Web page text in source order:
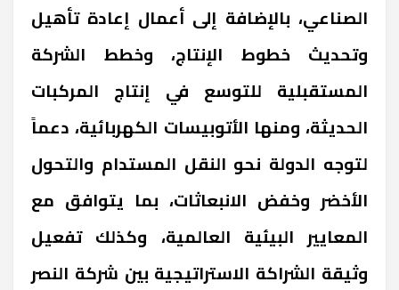
الصناعي، بالإضافة إلى أعمال إعادة تأهيل
وتحديث خطوط الإنتاج، وخطط الشركة
المستقبلية للتوسع في إنتاج المركبات
الحديثة، ومنها الأتوبيسات الكهربائية، دعماً
لتوجه الدولة نحو النقل المستدام والتحول
الأخضر وخفض الانبعاثات، بما يتوافق مع
المعايير البيئية العالمية، وكذلك تفعيل
وثيقة الشراكة الاستراتيجية بين شركة النصر